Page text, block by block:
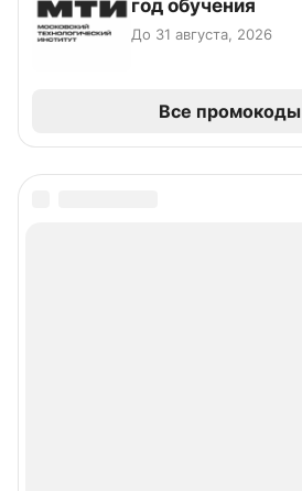
год обучения
До 31 августа, 2026
Все промокоды